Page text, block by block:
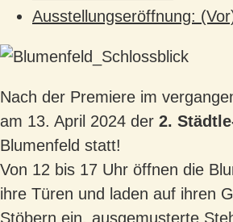
Ausstellungseröffnung:
Nach der Premiere im
am 13. April 2024 der 2.
Blumenfeld statt!
Von 12 bis 17 Uhr öffnen die
ihre Türen und laden auf ihren
Stöbern ein, ausgemusterte